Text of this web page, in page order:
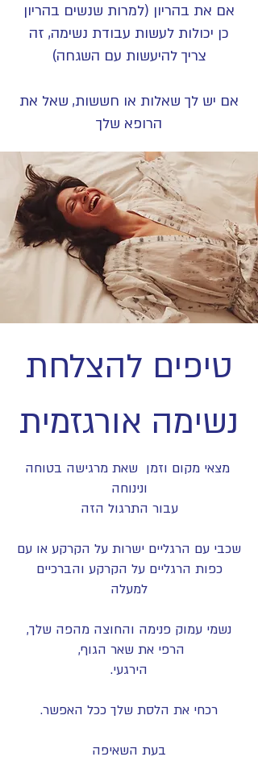
אם את בהריון (למרות שנשים בהריון
כן יכולות לעשות עבודת נשימה, זה
צריך להיעשות עם השגחה)
אם יש לך שאלות או חששות, שאל את
הרופא שלך
טיפים להצלחת
נשימה אורגזמית
מצאי מקום וזמן שאת מרגישה בטוחה
ונינוחה
עבור התרגול הזה
שכבי עם הרגליים ישרות על הקרקע או עם
כפות הרגליים על הקרקע והברכיים
למעלה
נשמי עמוק פנימה והחוצה מהפה שלך,
הרפי את שאר הגוף,
הירגעי.
רכחי את הלסת שלך ככל האפשר.
בעת השאיפה